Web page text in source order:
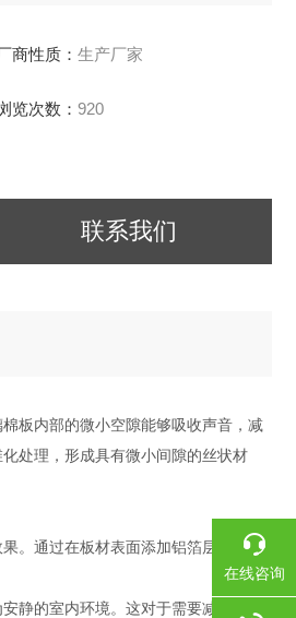
商性质： 生产厂家
览次数： 920
联系我们
板内部的微小空隙能够吸收声音，减
处理，形成具有微小间隙的丝状材
。通过在板材表面添加铝箔层，可以
静的室内环境。这对于需要减少噪音
在线咨询